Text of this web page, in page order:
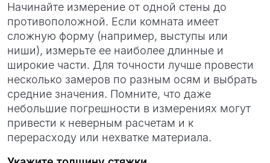
Начинайте измерение от одной стены до
противоположной. Если комната имеет
сложную форму (например, выступы или
ниши), измерьте ее наиболее длинные и
широкие части. Для точности лучше провести
несколько замеров по разным осям и выбрать
средние значения. Помните, что даже
небольшие погрешности в измерениях могут
привести к неверным расчетам и к
перерасходу или нехватке материала.